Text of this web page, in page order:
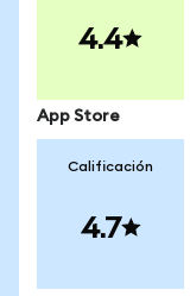
4.4
App Store
Calificación
4.7